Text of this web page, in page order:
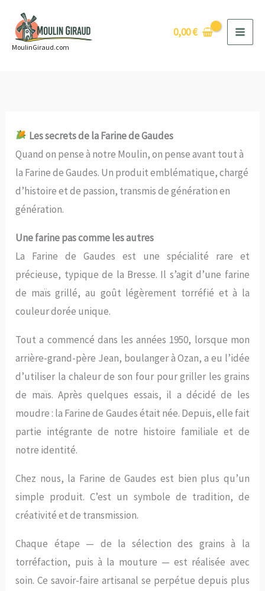
contenu
MoulinGiraud.com
0,00€
Les secrets de la Farine de Gaudes
Quand on pense à notre Moulin, on pense avant tout à
la Farine de Gaudes. Un produit emblématique, chargé
d’histoire et de passion, transmis de génération en
génération.
Une farine pas comme les autres
La Farine de Gaudes est une spécialité rare et
précieuse, typique de la Bresse. Il s’agit d’une farine
de maïs grillé, au goût légèrement torréfié et à la
couleur dorée unique.
Tout a commencé dans les années 1950, lorsque mon
arrière-grand-père Jean, boulanger à Ozan, a eu l’idée
d’utiliser la chaleur de son four pour griller les grains
de maïs. Après quelques essais, il a décidé de les
moudre : la Farine de Gaudes était née. Depuis, elle fait
partie intégrante de notre histoire familiale et de
notre identité.
Chez nous, la Farine de Gaudes est bien plus qu’un
simple produit. C’est un symbole de tradition, de
créativité et de transmission.
Chaque étape — de la sélection des grains à la
torréfaction, puis à la mouture — est réalisée avec
soin. Ce savoir-faire artisanal se perpétue depuis plus